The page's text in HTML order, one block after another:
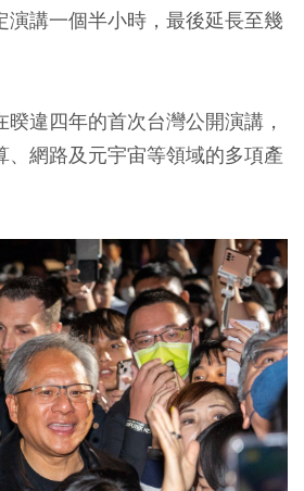
演講一個半小時，最後延長至幾
違四年的首次台灣公開演講，
、網路及元宇宙等領域的多項產